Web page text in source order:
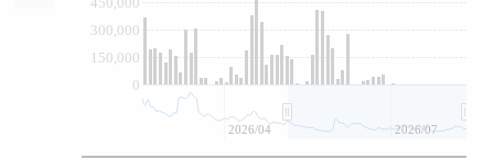
0
150,000
300,000
2026/04 2026/07